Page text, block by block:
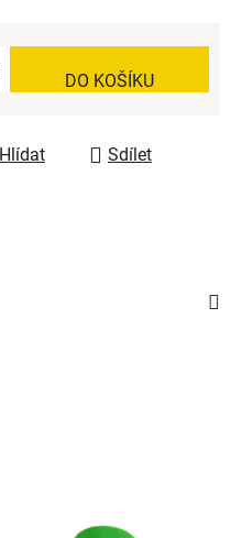
DO KOŠÍKU
Hlídat Sdílet